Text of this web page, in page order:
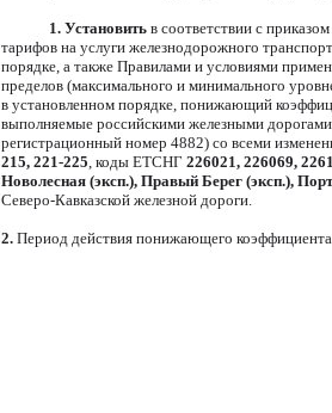
1. Установить в соответствии с
тарифов на услуги железнодорожного
порядке, а также Правилами и условиями
пределов (максимального и минимального
в установленном порядке, понижающий
выполняемые российскими железными
регистрационный номер 4882) со всеми
215, 221-225, коды ЕТСНГ 226021, 226069,
Новолесная (эксп.), Правый Берег (эксп.),
Северо-Кавказской железной дороги.
2. Период действия понижающего коэффициента